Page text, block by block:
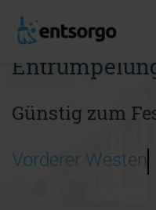
Günstig zum
Vorderer Westen